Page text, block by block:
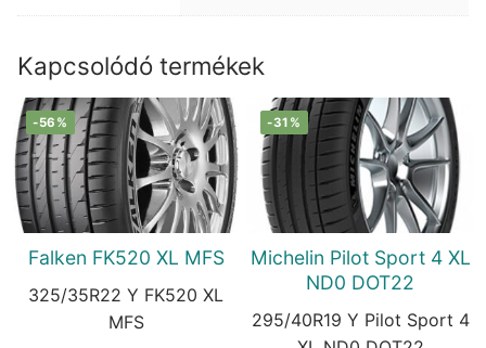
Kapcsolódó termékek
-56%
Falken FK520 XL MFS
325/35R22 Y FK520 XL
MFS
-31%
Michelin Pilot Sport 4 XL
ND0 DOT22
295/40R19 Y Pilot Sport 4